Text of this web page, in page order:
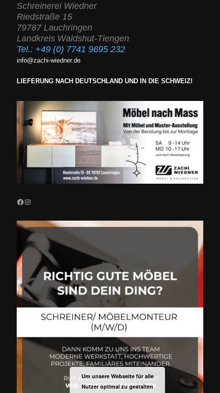
Schreinerei Wiedner
Riedstraße 15
79787 Lauchringen
Landkreis Waldshut-Tiengen
Tel.: +49 (0) 7741 9695 232
info@zachi-wiedner.de
LIEFERUNG NACH DEUTSCHLAND UND IN DIE SCHWEIZ!
Facebook
Instagram
Um unsere Webseite für alle
Nutzer optimal zu gestalten